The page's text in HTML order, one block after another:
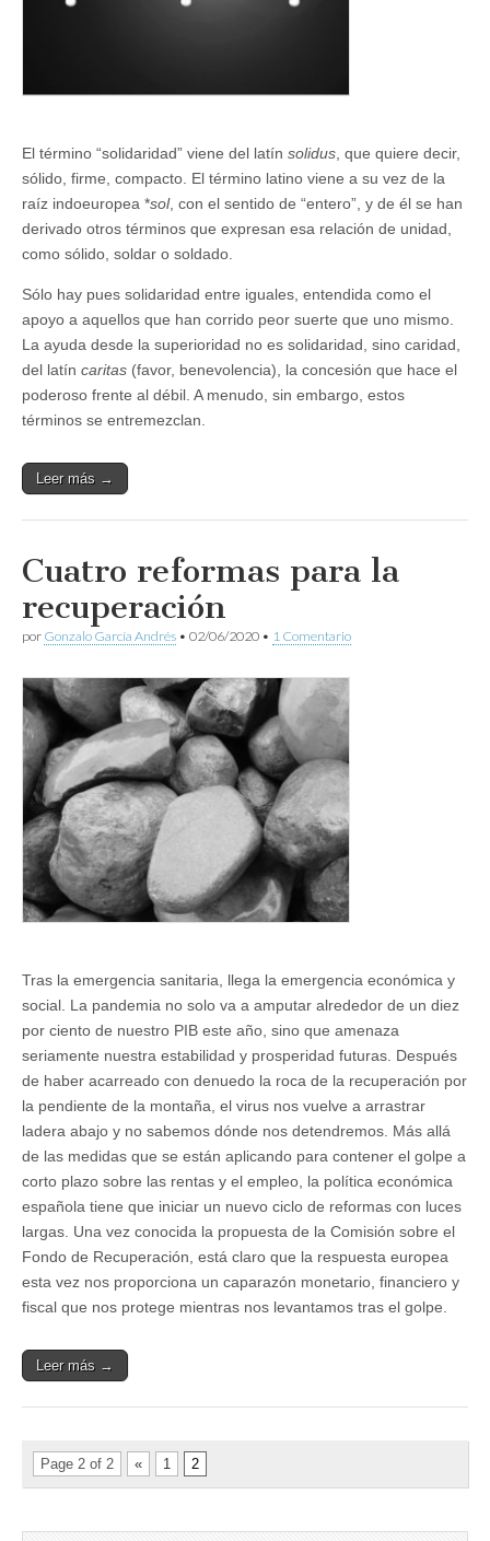
El término “solidaridad” viene del latín solidus , que quiere decir,
sólido, firme, compacto. El término latino viene a su vez de la
raíz indoeuropea *sol, con el sentido de “entero”, y de él se han
derivado otros términos que expresan esa relación de unidad,
como sólido, soldar o soldado.
Sólo hay pues solidaridad entre iguales, entendida como el
apoyo a aquellos que han corrido peor suerte que uno mismo.
La ayuda desde la superioridad no es solidaridad, sino caridad,
del latín caritas (favor, benevolencia), la concesión que hace el
poderoso frente al débil. A menudo, sin embargo, estos
términos se entremezclan.
Leer más →
Cuatro reformas para la
recuperación
por Gonzalo García Andrés • 02/06/2020 • 1 Comentario
Tras la emergencia sanitaria, llega la emergencia económica y
social. La pandemia no solo va a amputar alrededor de un diez
por ciento de nuestro PIB este año, sino que amenaza
seriamente nuestra estabilidad y prosperidad futuras. Después
de haber acarreado con denuedo la roca de la recuperación por
la pendiente de la montaña, el virus nos vuelve a arrastrar
ladera abajo y no sabemos dónde nos detendremos. Más allá
de las medidas que se están aplicando para contener el golpe a
corto plazo sobre las rentas y el empleo, la política económica
española tiene que iniciar un nuevo ciclo de reformas con luces
largas. Una vez conocida la propuesta de la Comisión sobre el
Fondo de Recuperación, está claro que la respuesta europea
esta vez nos proporciona un caparazón monetario, financiero y
fiscal que nos protege mientras nos levantamos tras el golpe.
Leer más →
Page 2 of 2 « 1 2